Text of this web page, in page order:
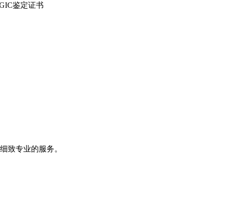
鉴定证书
致专业的服务。